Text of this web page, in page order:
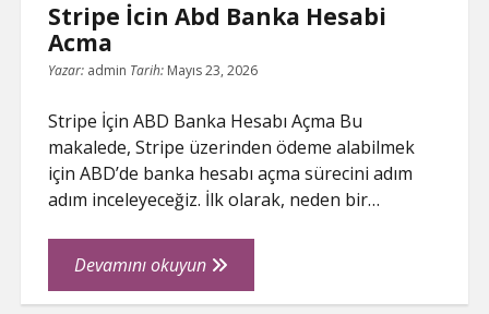
Nasil
Stripe İcin Abd Banka Hesabi
Acma
Yazar: admin Tarih: Mayıs 23, 2026
Stripe İçin ABD Banka Hesabı Açma Bu
makalede, Stripe üzerinden ödeme alabilmek
için ABD’de banka hesabı açma sürecini adım
adım inceleyeceğiz. İlk olarak, neden bir…
Devamını okuyunStripe
İcin